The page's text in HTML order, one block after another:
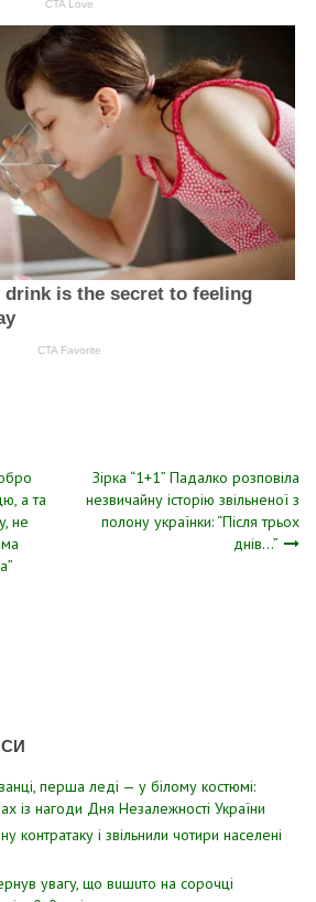
а та
нe
Зірка “1+1” Падалко розповіла
незвичайну історію звільненої з
полону українки: “Після трьох
днів…”
перша леді — у білому костюмі:
із нагоди Дня Незалежності України
контратаку і звiльнили чотири наcелені
yвaгy, щo вuшuтo нa copoчцi